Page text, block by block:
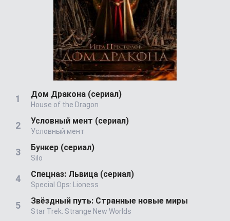
Дом Дракона (сериал)
House of the Dragon
Условный мент (сериал)
Условный мент
Бункер (сериал)
Silo
Спецназ: Львица (сериал)
Special Ops: Lioness
Звёздный путь: Странные новые миры
Star Trek: Strange New Worlds